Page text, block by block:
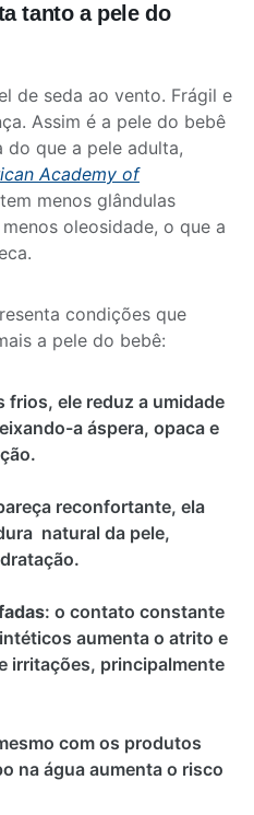
tanto a pele do
de seda ao vento. Frágil e
Assim é a pele do bebê
do que a pele adulta,
Academy of
menos glândulas
oleosidade, o que a
condições que
a pele do bebê:
frios, ele reduz a umidade
a áspera, opaca e
reconfortante, ela
natural da pele,
: o contato constante
aumenta o atrito e
irritações, principalmente
com os produtos
na água aumenta o risco